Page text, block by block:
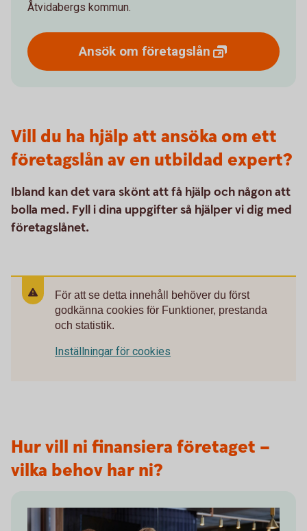
Åtvidabergs kommun.
Ansök om företagslån
Vill du ha hjälp att ansöka om ett
företagslån av en utbildad expert?
Ibland kan det vara skönt att få hjälp och någon att
bolla med. Fyll i dina uppgifter så hjälper vi dig med
företagslånet.
För att se detta innehåll behöver du först
godkänna cookies för Funktioner, prestanda
och statistik.
Inställningar för cookies
Hur vill ni finansiera företaget –
vilka behov har ni?